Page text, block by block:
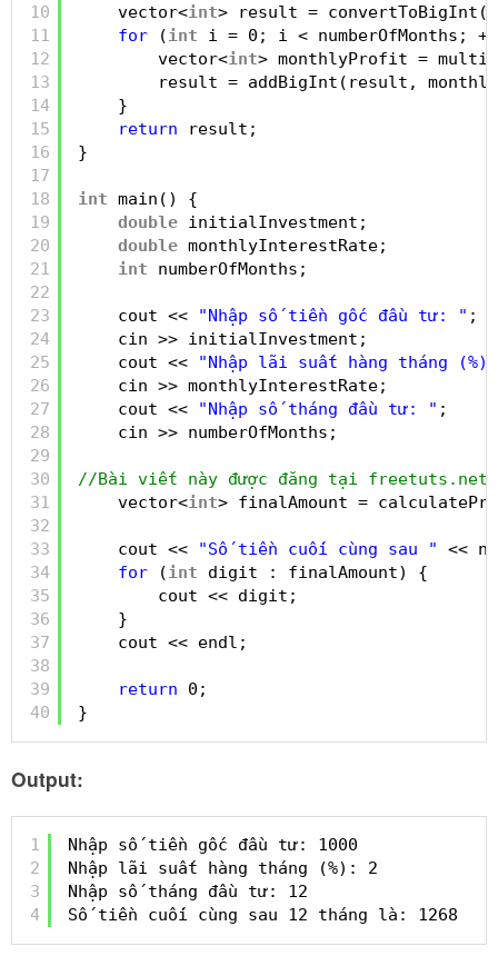
10
11
12
13
14
15
16
17
18
19
20
21
22
23
24
25
26
27
28
29
30
31
32
33
34
35
36
37
38
39
40
vector<int> result =
for
(int
i = 0; i < numberOfMonths;
vector<int> monthlyProfit =
result = addBigInt(result,
}
return
result;
}
int main() {
double initialInvestment;
double monthlyInterestRate;
int
numberOfMonths;
cout << "Nhập số tiền gốc đầu tư: " ;
cin >> initialInvestment;
cout <<
"Nhập lãi suất hàng tháng
cin >> monthlyInterestRate;
cout <<
"Nhập số tháng đầu tư: " ;
cin >> numberOfMonths;
//Bài viết này được đăng tại freetuts.net
vector<int> finalAmount =
cout << "Số tiền cuối cùng sau "
<<
for
(int
digit : finalAmount) {
cout << digit;
}
cout << endl;
return
0;
}
Output:
1
2
3
4
Nhập số tiền gốc đầu tư: 1000
Nhập lãi suất hàng tháng (%): 2
Nhập số tháng đầu tư: 12
Số tiền cuối cùng sau 12 tháng là: 1268